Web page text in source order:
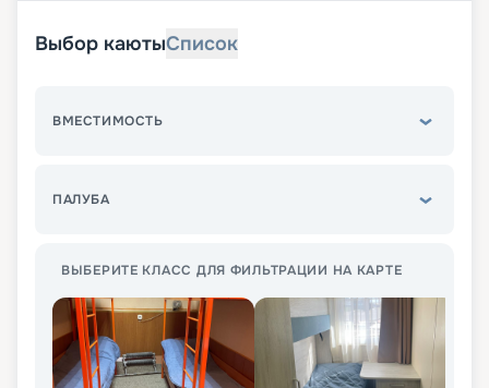
Выбор каютыСписок
ВМЕСТИМОСТЬ
ПАЛУБА
ВЫБЕРИТЕ КЛАСС ДЛЯ ФИЛЬТРАЦИИ НА КАРТЕ